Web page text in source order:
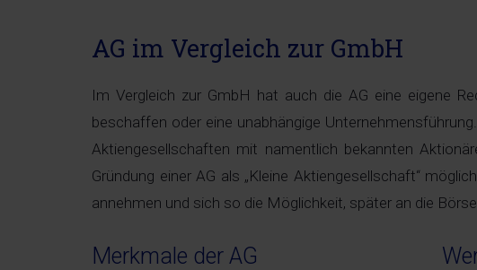
AG im Vergleich zur GmbH
Im Vergleich zur GmbH hat auch die AG eine eigene
beschaffen oder eine unabhängige
Aktiengesellschaften mit namentlich bekannten
Gründung einer AG als „Kleine Aktiengesellschaft“
annehmen und sich so die Möglichkeit, später an die
Merkmale der AG